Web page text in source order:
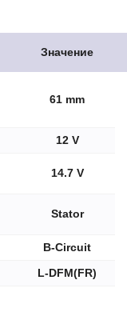
Значение
61 mm
12 V
14.7 V
Stator
B-Circuit
L-DFM(FR)